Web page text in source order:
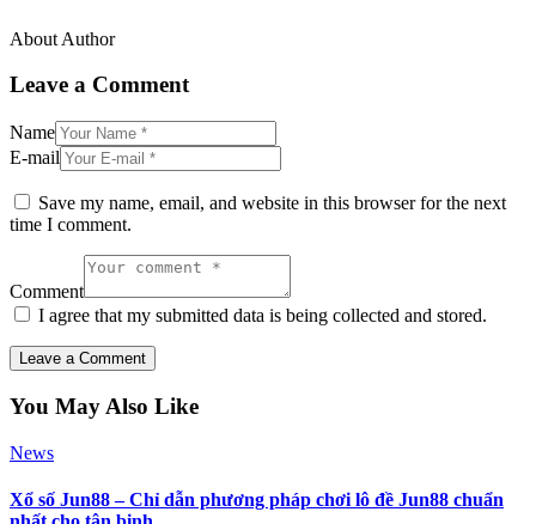
About Author
Leave a Comment
Name
E-mail
Save my name, email, and website in this browser for the next
time I comment.
Comment
I agree that my submitted data is being collected and stored.
You May Also Like
News
Xổ số Jun88 – Chỉ dẫn phương pháp chơi lô đề Jun88 chuẩn